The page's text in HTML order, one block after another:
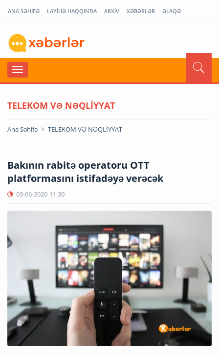
ANA SƏHİFƏ LAYİHƏ HAQQINDA ARXİV XƏBƏRLƏR ƏLAQƏ
TELEKOM VƏ NƏQLİYYAT
Ana Səhifə TELEKOM VƏ NƏQLİYYAT
Bakının rabitə operatoru OTT
platformasını istifadəyə verəcək
03-06-2020 11:30